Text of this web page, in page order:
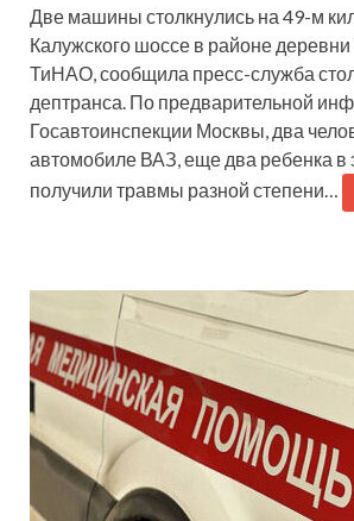
Две машины столкнулись на 49-м
Калужского шоссе в районе
ТиНАО, сообщила пресс-служба
дептранса. По предварительной
Госавтоинспекции Москвы, два
автомобиле ВАЗ, еще два ребенка в
получили травмы разной степени…